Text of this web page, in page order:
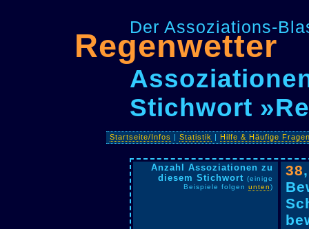
Der Assoziations-
Regenwetter
Stichwort
Startseite/Infos |Statistik |Hilfe & Häufige
Anzahl Assoziationen zu
diesem Stichwort (einige
Beispiele folgen unten)
38